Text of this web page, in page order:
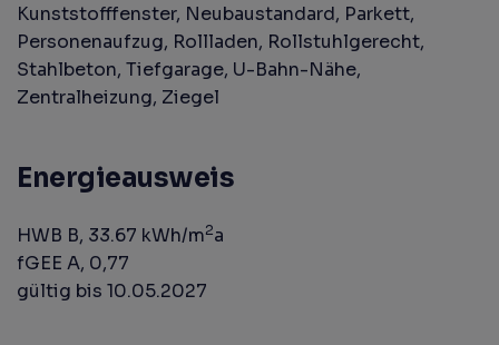
Kunststofffenster Neubaustandard Parkett
Personenaufzug Rollladen Rollstuhlgerecht
Stahlbeton Tiefgarage U-Bahn-Nähe
Zentralheizung Ziegel
Energieausweis
HWB B, 33.67 kWh/m2a
fGEE A, 0,77
gültig bis 10.05.2027